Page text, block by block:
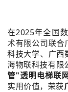
在2025年全国
术有限公司联合
科技大学、广西
海物联科技有限
管"透明电梯联
实用价值，荣获